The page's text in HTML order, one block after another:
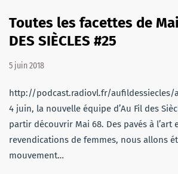
Toutes les facettes de
DES SIÈCLES #25
5 juin 2018
http://podcast.radiovl.fr/aufildessiecles/
4 juin, la nouvelle équipe d’Au Fil des
partir découvrir Mai 68. Des pavés à l’art
revendications de femmes, nous allons
mouvement…